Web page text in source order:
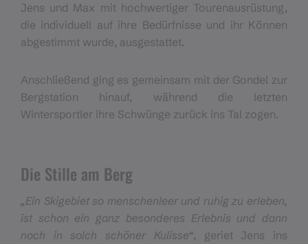
Jens und Max mit hochwertiger Tourenausrüstung,
die individuell auf ihre Bedürfnisse und ihr Können
abgestimmt wurde, ausgestattet.
Anschließend ging es gemeinsam mit der Gondel zur
Bergstation hinauf, während die letzten
Wintersportler ihre Schwünge zurück ins Tal zogen.
Die Stille am Berg
„Ein Skigebiet so menschenleer und ruhig zu erleben,
ist schon ein ganz besonderes Erlebnis und dann
noch in solch schöner Kulisse“, geriet Jens ins